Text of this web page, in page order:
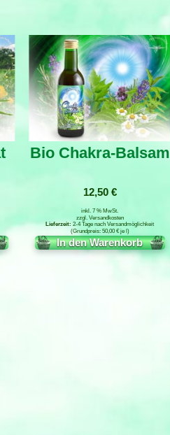
Bio Chakra-Balsam
12,50 €
50,00 €je
inkl. 7 % MwSt.
zzgl. Versandkosten
2-4 Tage nach Versandmöglichkeit
In den Warenkorb